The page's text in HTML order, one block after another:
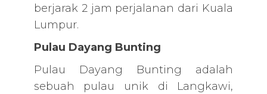
berjarak 2 jam perjalanan dari Kuala
Lumpur.
Pulau Dayang Bunting
Pulau Dayang Bunting adalah
sebuah pulau unik di Langkawi,